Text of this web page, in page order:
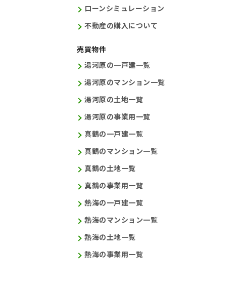
ローンシミュレーション
不動産の購入について
売買物件
湯河原の一戸建一覧
湯河原のマンション一覧
湯河原の土地一覧
湯河原の事業用一覧
真鶴の一戸建一覧
真鶴のマンション一覧
真鶴の土地一覧
真鶴の事業用一覧
熱海の一戸建一覧
熱海のマンション一覧
熱海の土地一覧
熱海の事業用一覧